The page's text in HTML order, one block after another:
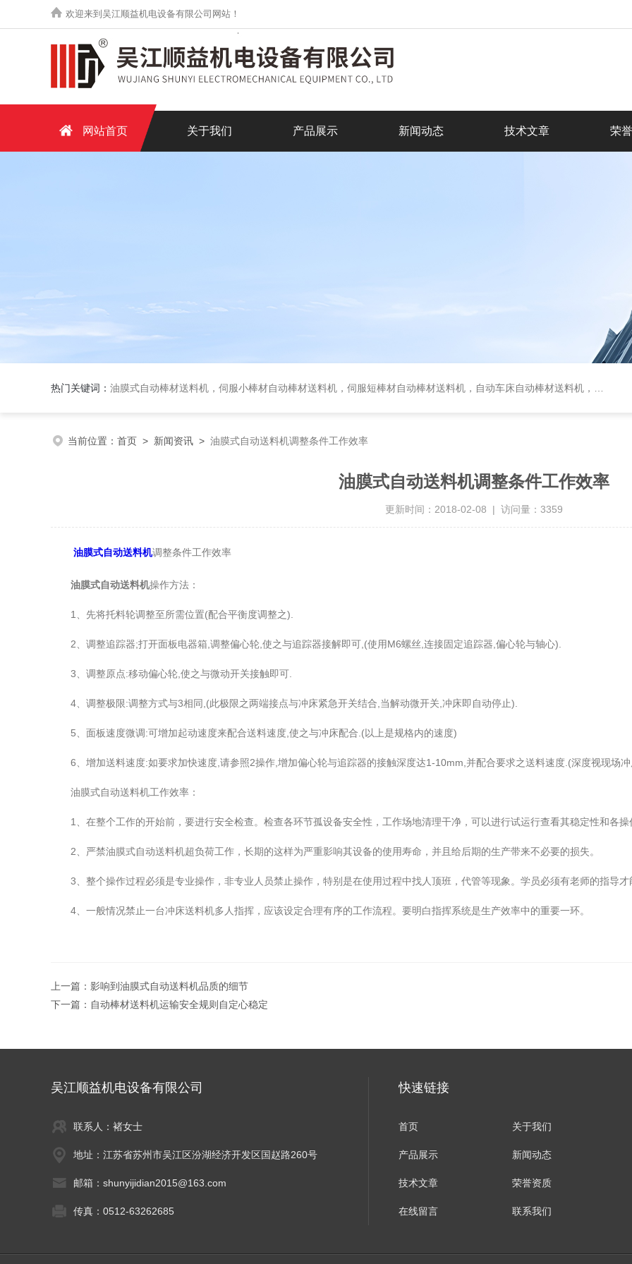
欢迎来到吴江顺益机电设备有限公司网站！
网站首页 关于我们 产品展示 新闻动态 技术文章 荣
热门关键词： 油膜式自动棒材送料机，伺服小棒材自动棒材送料机，伺服短棒材自动棒材送料机，自动车床自动棒材送料机，油膜式送料机，车床送料机
当前位置： 首页 > 新闻资讯 > 油膜式自动送料机调整条件工作效率
油膜式自动送料机调整条件工作效率
更新时间：2018-02-08 | 访问量：3359
油膜式自动送料机调整条件工作效率
油膜式自动送料机操作方法：
1、先将托料轮调整至所需位置(配合平衡度调整之).
2、调整追踪器;打开面板电器箱,调整偏心轮,使之与追踪器接解即可,(使用M6螺丝,连接固定追踪器,偏心轮与轴心).
3、调整原点:移动偏心轮,使之与微动开关接触即可.
4、调整极限:调整方式与3相同,(此极限之两端接点与冲床紧急开关结合,当解动微开关,冲床即自动停止).
5、面板速度微调:可增加起动速度来配合送料速度,使之与冲床配合.(以上是规格内的速度)
6、增加送料速度:如要求加快速度,请参照2操作,增加偏心轮与追踪器的接触深度达1-10mm,并配合要求之送料速度.(深度视现场
油膜式自动送料机工作效率：
1、在整个工作的开始前，要进行安全检查。检查各环节孤设备安全性，工作场地清理干净，可以进行试运行查看其稳定性和各操
2、严禁油膜式自动送料机超负荷工作，长期的这样为严重影响其设备的使用寿命，并且给后期的生产带来不必要的损失。
3、整个操作过程必须是专业操作，非专业人员禁止操作，特别是在使用过程中找人顶班，代管等现象。学员必须有老师的指导才
4、一般情况禁止一台冲床送料机多人指挥，应该设定合理有序的工作流程。要明白指挥系统是生产效率中的重要一环。
上一篇： 影响到油膜式自动送料机品质的细节
下一篇： 自动棒材送料机运输安全规则自定心稳定
吴江顺益机电设备有限公司
联系人：褚女士
地址：江苏省苏州市吴江区汾湖经济开发区国赵路260号
邮箱：shunyijidian2015@163.com
传真：0512-63262685
快速链接
首页 关于我们
产品展示 新闻动态
技术文章 荣誉资质
在线留言 联系我们